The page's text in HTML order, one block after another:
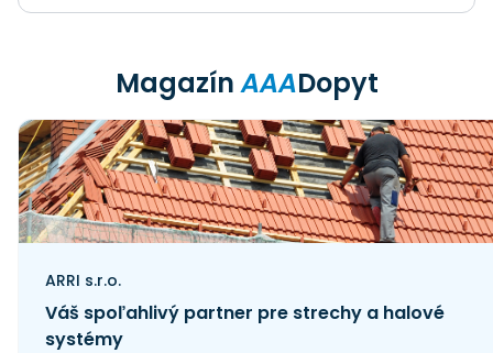
MagazínAAADopyt
ARRI s.r.o.
Váš spoľahlivý partner pre strechy a halové
systémy